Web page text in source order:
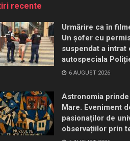
recente
Urmărire ca în
Un șofer cu
suspendat a intrat
autospeciala
6 AUGUST 2026
Astronomia prinde
Mare. Eveniment
pasionaților de
observațiilor prin